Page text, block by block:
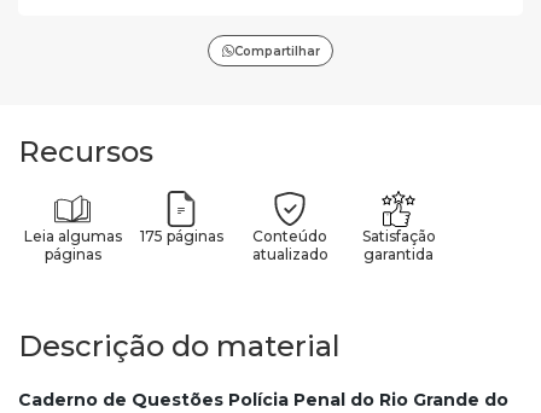
Compartilhar
Recursos
Leia algumas
páginas
175 páginas
Conteúdo
atualizado
Satisfação
garantida
Descrição do material
Caderno de Questões Polícia Penal do Rio Grande do